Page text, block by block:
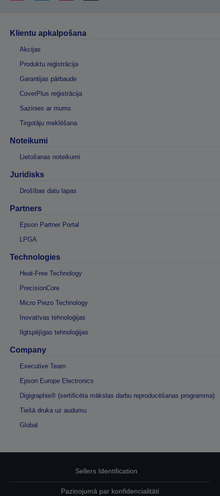
Klientu apkalpošana
Akcijas
Produktu reģistrācija
Garantijas pārbaude
CoverPlus reģistrācija
Sazinies ar mums
Tirgotāju meklēšana
Noteikumi
Lietošanas noteikumi
Juridisks
Drošības datu lapas
Partners
Epson Partner Portal
LPGA
Technologies
Heat-Free Technology
PrecisionCore
Micro Piezo Technology
Inovatīvas tehnoloģijas
Ilgtspējīgas tehnoloģijas
Company
Executive Team
Epson Europe Electronics
Digigraphie® (sertificēta mākslas darbu reproducēšanas programma)
Tiešā druka uz audumu
Global
Sellers Identification
Paziņojumā par konfidencialitāti